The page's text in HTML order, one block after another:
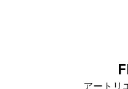
アートリ